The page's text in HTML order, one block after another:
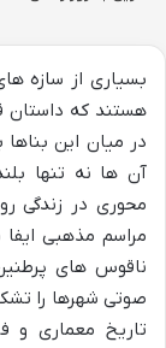
بسیاری از سازه
هستند که داستان
در میان این
آن ها نه تنها
محوری در زندگی
مراسم مذهبی
ناقوس های
صوتی شهرها را
تاریخ معماری و